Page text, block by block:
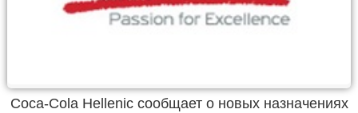
Coca-Cola Hellenic сообщает о новых назначениях